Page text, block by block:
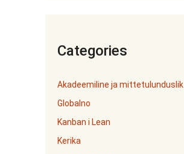
Categories
Akadeemiline ja mittetulunduslik
Globalno
Kanban i Lean
Kerika